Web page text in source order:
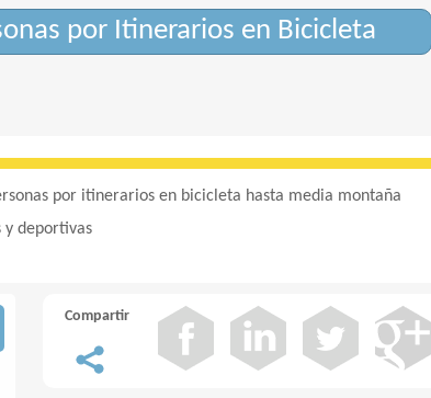
por Itinerarios en Bicicleta
por itinerarios en bicicleta hasta media montaña
y deportivas
Compartir